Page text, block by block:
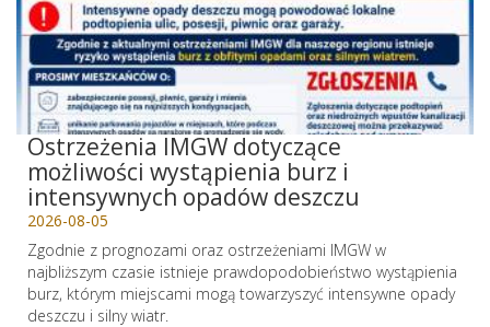
Ostrzeżenia IMGW dotyczące
możliwości wystąpienia burz i
intensywnych opadów deszczu
2026-08-05
Zgodnie z prognozami oraz ostrzeżeniami IMGW w
najbliższym czasie istnieje prawdopodobieństwo wystąpienia
burz, którym miejscami mogą towarzyszyć intensywne opady
deszczu i silny wiatr.